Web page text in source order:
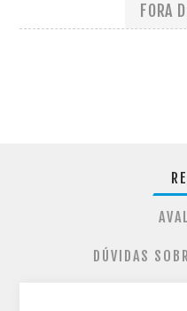
FORA
DÚVIDAS